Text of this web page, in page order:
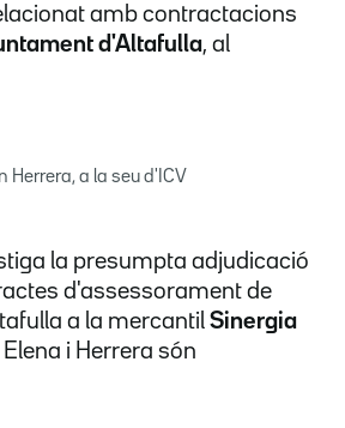
amb contractacions
d'Altafulla, al
Herrera, a la seu d'ICV
la presumpta adjudicació
d'assessorament de
a la mercantil Sinergia
Elena i Herrera són